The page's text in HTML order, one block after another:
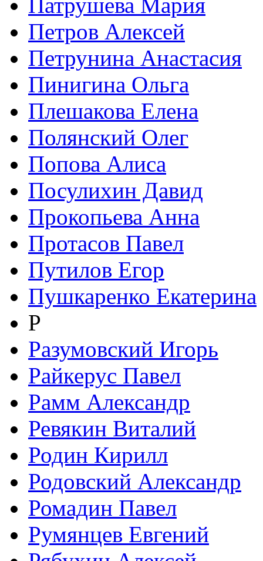
Патрушева Мария
Петров Алексей
Петрунина Анастасия
Пинигина Ольга
Плешакова Елена
Полянский Олег
Попова Алиса
Посулихин Давид
Прокопьева Анна
Протасов Павел
Путилов Егор
Пушкаренко Екатерина
Р
Разумовский Игорь
Райкерус Павел
Рамм Александр
Ревякин Виталий
Родин Кирилл
Родовский Александр
Ромадин Павел
Румянцев Евгений